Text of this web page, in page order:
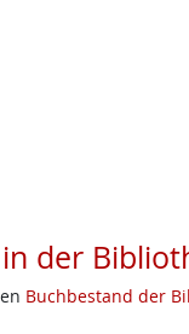
der
Buchbestand der